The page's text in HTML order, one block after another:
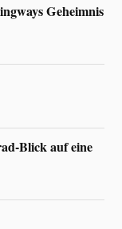
Geheimnis
Blick auf eine